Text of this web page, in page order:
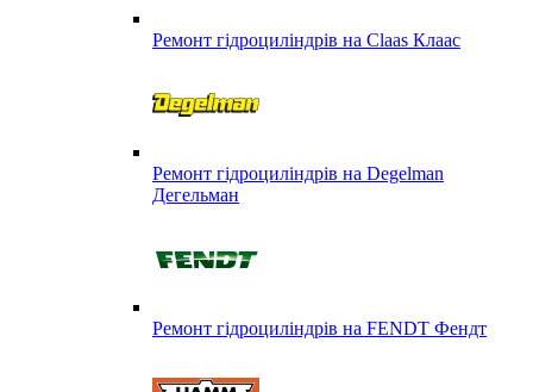
Ремонт гідроциліндрів на Claas Клаас
Ремонт гідроциліндрів на Degelman
Дегельман
Ремонт гідроциліндрів на FENDT Фендт